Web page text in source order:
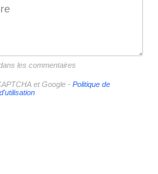
les commentaires
et Google - Politique de